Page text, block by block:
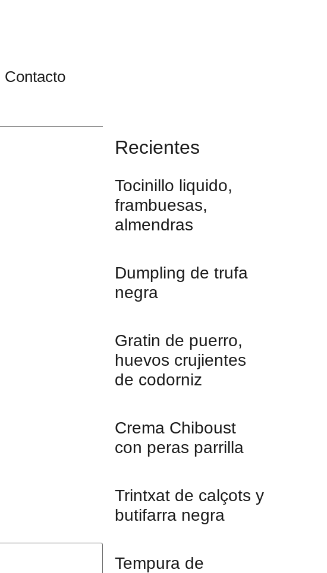
Contacto
Recientes
Tocinillo liquido,
frambuesas,
almendras
Dumpling de trufa
negra
Gratin de puerro,
huevos crujientes
de codorniz
Crema Chiboust
con peras parrilla
Trintxat de calçots y
butifarra negra
Tempura de